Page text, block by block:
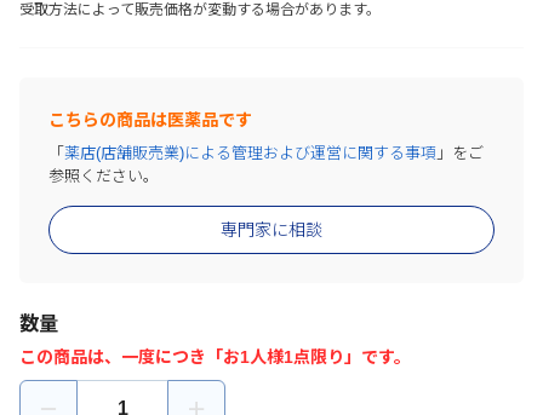
受取方法によって販売価格が変動する場合があります。
こちらの商品は医薬品です
専門家に相談
「 薬店(店舗販売業)による管理および運営に関する事項 」をご
参照ください。
数量
この商品は、一度につき「お1人様1点限り」です。